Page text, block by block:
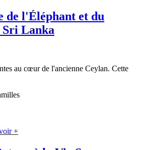
de l'Éléphant et du
Sri Lanka
au cœur de l'ancienne Ceylan. Cette
+